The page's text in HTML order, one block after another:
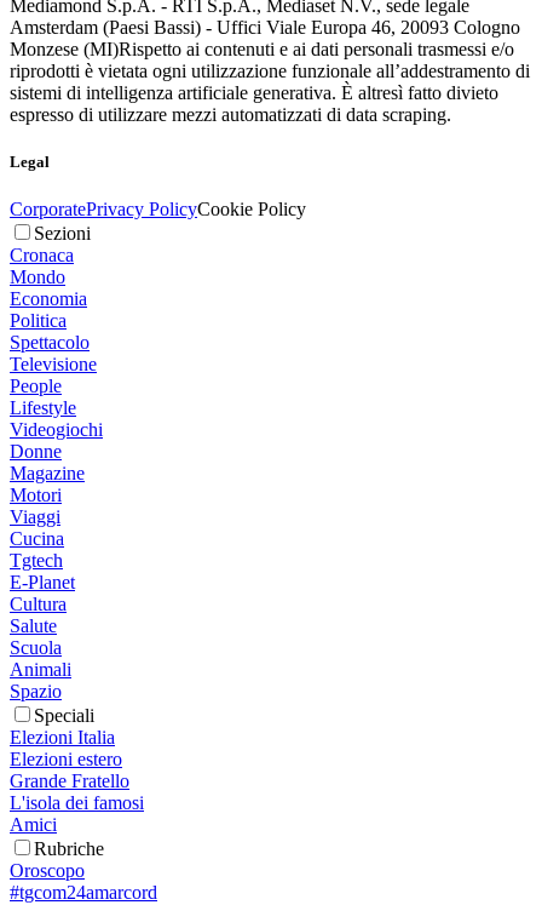
Mediamond S.p.A. - RTI S.p.A., Mediaset N.V., sede legale
Amsterdam (Paesi Bassi) - Uffici Viale Europa 46, 20093 Cologno
Monzese (MI)Rispetto ai contenuti e ai dati personali trasmessi e/o
riprodotti è vietata ogni utilizzazione funzionale all’addestramento di
sistemi di intelligenza artificiale generativa. È altresì fatto divieto
espresso di utilizzare mezzi automatizzati di data scraping.
Legal
CorporatePrivacy PolicyCookie Policy
Sezioni
Cronaca
Mondo
Economia
Politica
Spettacolo
Televisione
People
Lifestyle
Videogiochi
Donne
Magazine
Motori
Viaggi
Cucina
Tgtech
E-Planet
Cultura
Salute
Scuola
Animali
Spazio
Speciali
Elezioni Italia
Elezioni estero
Grande Fratello
L'isola dei famosi
Amici
Rubriche
Oroscopo
#tgcom24amarcord